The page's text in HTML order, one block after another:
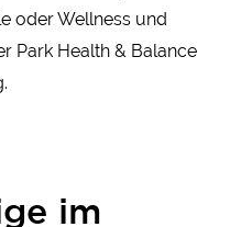
oder Wellness und
Park Health & Balance
im